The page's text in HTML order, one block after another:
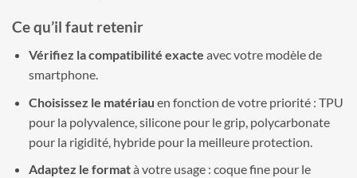
Ce qu’il faut retenir
Vérifiez la compatibilité exacte avec votre modèle de
smartphone.
Choisissez le matériau en fonction de votre priorité : TPU
pour la polyvalence, silicone pour le grip, polycarbonate
pour la rigidité, hybride pour la meilleure protection.
Adaptez le formatà votre usage : coque fine pour le